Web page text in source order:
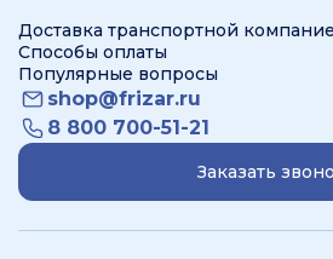
Доставка транспортной
Способы оплаты
Популярные вопросы
shop@frizar.ru
8 800 700-51-21
Заказать